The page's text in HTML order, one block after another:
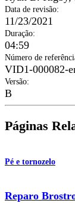
Data de revisão:
11/23/2021
Duração:
04:59
Número de
VID1-000082-
Versão:
B
Páginas
Pé e tornozelo
Reparo